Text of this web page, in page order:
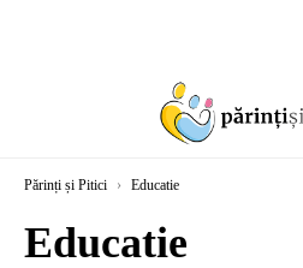
Părinți și Pitici › Educatie
Educatie